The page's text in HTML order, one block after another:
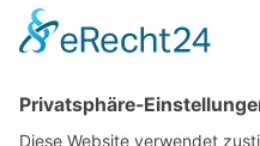
Musikverein e. V. Rangendingen
Uta Schoder
Ringstraße 9